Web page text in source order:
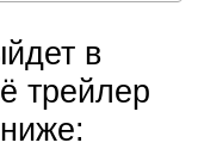
в
трейлер